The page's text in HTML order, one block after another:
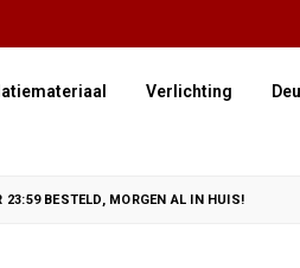
Verlichting
23:59 BESTELD, MORGEN AL IN HUIS!